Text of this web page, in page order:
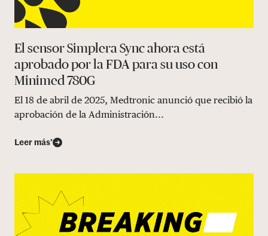
El sensor Simplera Sync ahora está
aprobado por la FDA para su uso con
Minimed 780G
El 18 de abril de 2025, Medtronic anunció que recibió la
aprobación de la Administración...
Leer más’